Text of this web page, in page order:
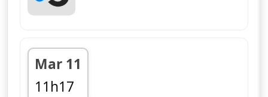
Mar 11
11h17